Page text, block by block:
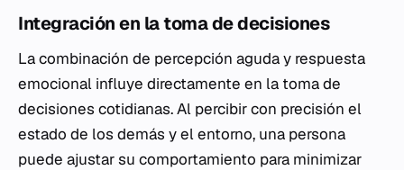
Integración en la toma de decisiones
La combinación de percepción aguda y respuesta
emocional influye directamente en la toma de
decisiones cotidianas. Al percibir con precisión el
estado de los demás y el entorno, una persona
puede ajustar su comportamiento para minimizar